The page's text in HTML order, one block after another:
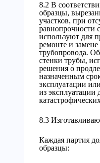
8.2 В
образцы,
участков, при
равнопрочности
используют для
ремонте и замене
трубопровода.
стенки трубы,
решения о
назначенным
эксплуатации
из эксплуатации
8.3
Каждая партия
образцы: